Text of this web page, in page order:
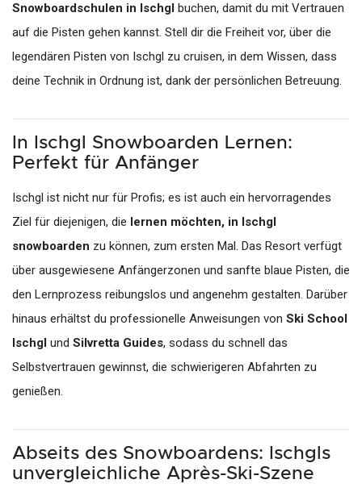
Snowboardschulen in Ischgl buchen, damit du mit Vertrauen
auf die Pisten gehen kannst. Stell dir die Freiheit vor, über die
legendären Pisten von Ischgl zu cruisen, in dem Wissen, dass
deine Technik in Ordnung ist, dank der persönlichen Betreuung.
In Ischgl Snowboarden Lernen:
Perfekt für Anfänger
Ischgl ist nicht nur für Profis; es ist auch ein hervorragendes
Ziel für diejenigen, die lernen möchten, in Ischgl
snowboarden zu können, zum ersten Mal. Das Resort verfügt
über ausgewiesene Anfängerzonen und sanfte blaue Pisten, die
den Lernprozess reibungslos und angenehm gestalten. Darüber
hinaus erhältst du professionelle Anweisungen von Ski School
Ischgl und Silvretta Guides, sodass du schnell das
Selbstvertrauen gewinnst, die schwierigeren Abfahrten zu
genießen.
Abseits des Snowboardens: Ischgls
unvergleichliche Après-Ski-Szene